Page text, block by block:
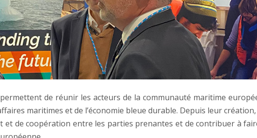
permettent de réunir les acteurs de la communauté maritime
maritimes et de l’économie bleue durable. Depuis leur
de coopération entre les parties prenantes et de contribuer à